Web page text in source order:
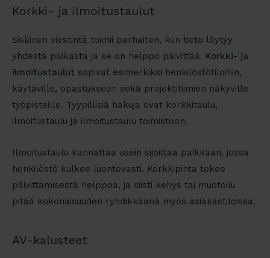
Korkki- ja ilmoitustaulut
Sisäinen viestintä toimii parhaiten, kun tieto löytyy
yhdestä paikasta ja se on helppo päivittää. Korkki- ja
ilmoitustaulut sopivat esimerkiksi henkilöstötiloihin,
käytäville, opastukseen sekä projektitiimien näkyville
työpisteille. Tyypillisiä hakuja ovat korkkitaulu,
ilmoitustaulu ja ilmoitustaulu toimistoon.
Ilmoitustaulu kannattaa usein sijoittaa paikkaan, jossa
henkilöstö kulkee luontevasti. Korkkipinta tekee
päivittämisestä helppoa, ja siisti kehys tai muotoilu
pitää kokonaisuuden ryhdikkäänä myös asiakastiloissa.
AV-kalusteet